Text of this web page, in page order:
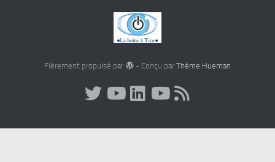
Fièrement propulsé par - Conçu par Thème Hueman